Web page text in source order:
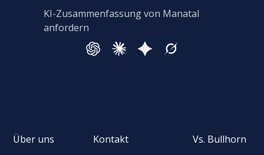
KI-Zusammenfassung von Manatal
anfordern
Über uns
Kontakt
Vs. Bullhorn